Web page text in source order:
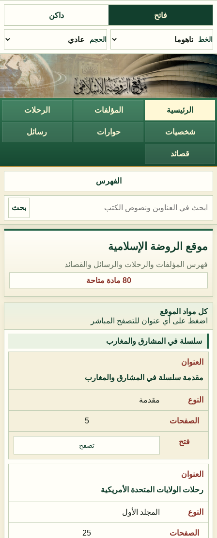
فاتح داكن
الخط الحجم
الرئيسية المؤلفات الرحلات
شخصيات حوارات رسائل
قصائد
الفهرس
بحث
موقع الروضة الإسلامية
فهرس المؤلفات والرحلات والرسائل والقصائد
80 مادة متاحة
كل مواد الموقع
اضغط على أي عنوان للتصفح المباشر
سلسلة في المشارق والمغارب
مقدمة سلسلة في المشارق والمغارب
مقدمة
5
تصفح
رحلات الولايات المتحدة الأمريكية
المجلد الأول
25